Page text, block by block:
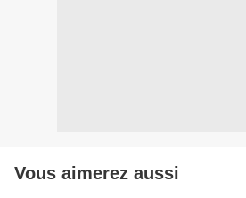
Vous aimerez aussi